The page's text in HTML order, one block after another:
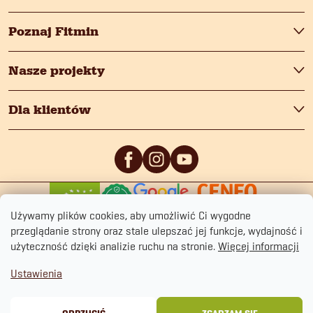
Używamy plików cookies, aby umożliwić Ci wygodne
przeglądanie strony oraz stale ulepszać jej funkcje, wydajność i
użyteczność dzięki analizie ruchu na stronie. Więcej informacji
Ustawienia
Poznaj Fitmin
Nasze projekty
Dla klientów
Regulamin sklepuCookies
Copyright 2026